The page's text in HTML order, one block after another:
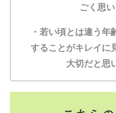
ごく思い
・若い頃とは違う
することがキレイに
大切だと思